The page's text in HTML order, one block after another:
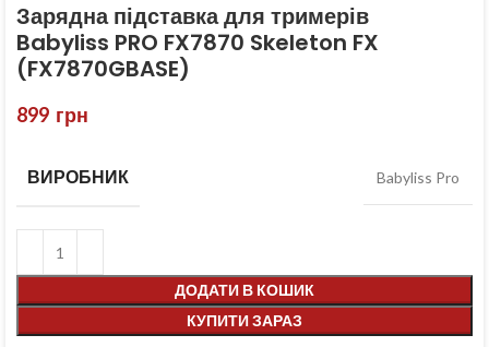
Зарядна підставка для тримерів
Babyliss PRO FX7870 Skeleton FX
(FX7870GBASE)
899 грн
ВИРОБНИК Babyliss Pro
ДОДАТИ В КОШИК
КУПИТИ ЗАРАЗ